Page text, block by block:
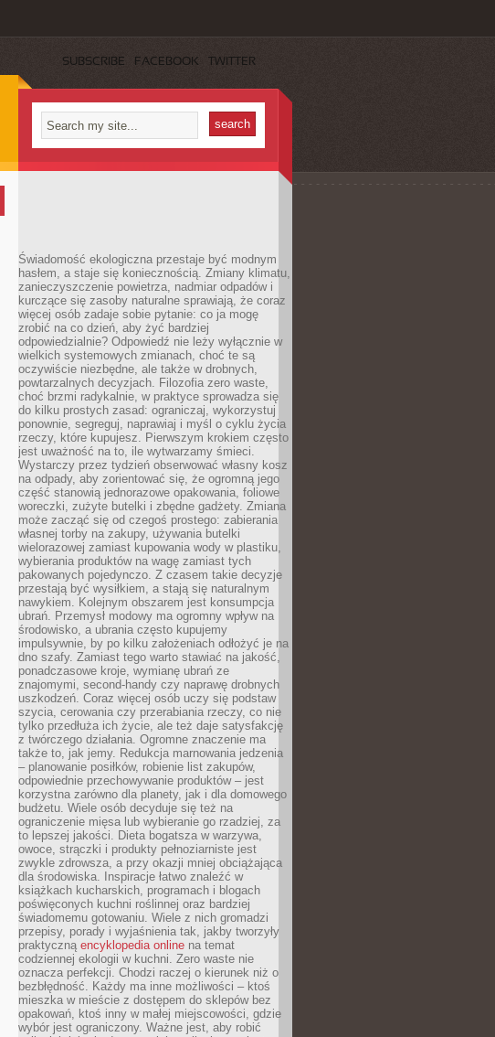
SUBSCRIBE FACEBOOK TWITTER
Świadomość ekologiczna przestaje być modnym
hasłem, a staje się koniecznością. Zmiany klimatu,
zanieczyszczenie powietrza, nadmiar odpadów i
kurczące się zasoby naturalne sprawiają, że coraz
więcej osób zadaje sobie pytanie: co ja mogę
zrobić na co dzień, aby żyć bardziej
odpowiedzialnie? Odpowiedź nie leży wyłącznie w
wielkich systemowych zmianach, choć te są
oczywiście niezbędne, ale także w drobnych,
powtarzalnych decyzjach. Filozofia zero waste,
choć brzmi radykalnie, w praktyce sprowadza się
do kilku prostych zasad: ograniczaj, wykorzystuj
ponownie, segreguj, naprawiaj i myśl o cyklu życia
rzeczy, które kupujesz. Pierwszym krokiem często
jest uważność na to, ile wytwarzamy śmieci.
Wystarczy przez tydzień obserwować własny kosz
na odpady, aby zorientować się, że ogromną jego
część stanowią jednorazowe opakowania, foliowe
woreczki, zużyte butelki i zbędne gadżety. Zmiana
może zacząć się od czegoś prostego: zabierania
własnej torby na zakupy, używania butelki
wielorazowej zamiast kupowania wody w plastiku,
wybierania produktów na wagę zamiast tych
pakowanych pojedynczo. Z czasem takie decyzje
przestają być wysiłkiem, a stają się naturalnym
nawykiem. Kolejnym obszarem jest konsumpcja
ubrań. Przemysł modowy ma ogromny wpływ na
środowisko, a ubrania często kupujemy
impulsywnie, by po kilku założeniach odłożyć je na
dno szafy. Zamiast tego warto stawiać na jakość,
ponadczasowe kroje, wymianę ubrań ze
znajomymi, second-handy czy naprawę drobnych
uszkodzeń. Coraz więcej osób uczy się podstaw
szycia, cerowania czy przerabiania rzeczy, co nie
tylko przedłuża ich życie, ale też daje satysfakcję
z twórczego działania. Ogromne znaczenie ma
także to, jak jemy. Redukcja marnowania jedzenia
– planowanie posiłków, robienie list zakupów,
odpowiednie przechowywanie produktów – jest
korzystna zarówno dla planety, jak i dla domowego
budżetu. Wiele osób decyduje się też na
ograniczenie mięsa lub wybieranie go rzadziej, za
to lepszej jakości. Dieta bogatsza w warzywa,
owoce, strączki i produkty pełnoziarniste jest
zwykle zdrowsza, a przy okazji mniej obciążająca
dla środowiska. Inspiracje łatwo znaleźć w
książkach kucharskich, programach i blogach
poświęconych kuchni roślinnej oraz bardziej
świadomemu gotowaniu. Wiele z nich gromadzi
przepisy, porady i wyjaśnienia tak, jakby tworzyły
praktyczną encyklopedia online na temat
codziennej ekologii w kuchni. Zero waste nie
oznacza perfekcji. Chodzi raczej o kierunek niż o
bezbłędność. Każdy ma inne możliwości – ktoś
mieszka w mieście z dostępem do sklepów bez
opakowań, ktoś inny w małej miejscowości, gdzie
wybór jest ograniczony. Ważne jest, aby robić